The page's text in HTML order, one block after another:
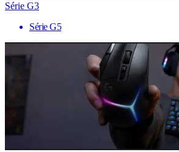
Série G3
Série G5